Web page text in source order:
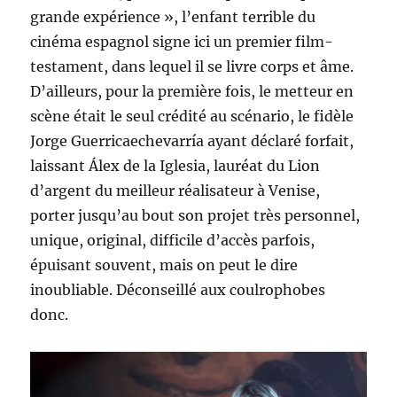
grande expérience », l’enfant terrible du
cinéma espagnol signe ici un premier film-
testament, dans lequel il se livre corps et âme.
D’ailleurs, pour la première fois, le metteur en
scène était le seul crédité au scénario, le fidèle
Jorge Guerricaechevarría ayant déclaré forfait,
laissant Álex de la Iglesia, lauréat du Lion
d’argent du meilleur réalisateur à Venise,
porter jusqu’au bout son projet très personnel,
unique, original, difficile d’accès parfois,
épuisant souvent, mais on peut le dire
inoubliable. Déconseillé aux coulrophobes
donc.